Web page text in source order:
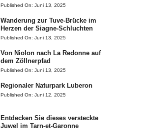
Published On: Juni 13, 2025
Wanderung zur Tuve-Brücke im
Herzen der Siagne-Schluchten
Published On: Juni 13, 2025
Von Niolon nach La Redonne auf
dem Zöllnerpfad
Published On: Juni 13, 2025
Regionaler Naturpark Luberon
Published On: Juni 12, 2025
Entdecken Sie dieses versteckte
Juwel im Tarn-et-Garonne